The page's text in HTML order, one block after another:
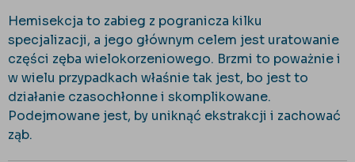
Hemisekcja to zabieg z pogranicza kilku
specjalizacji, a jego głównym celem jest uratowanie
części zęba wielokorzeniowego. Brzmi to poważnie i
w wielu przypadkach właśnie tak jest, bo jest to
działanie czasochłonne i skomplikowane.
Podejmowane jest, by uniknąć ekstrakcji i zachować
ząb.